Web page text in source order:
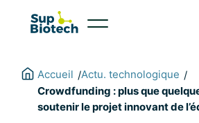
Accueil /Actu. technologique /
Crowdfunding : plus que
soutenir le projet innovant de